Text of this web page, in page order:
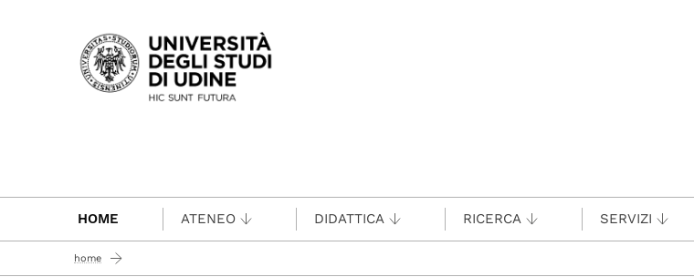
Passa al contenuto principale
HOME ATENEO DIDATTICA RICERCA SERVIZI
home